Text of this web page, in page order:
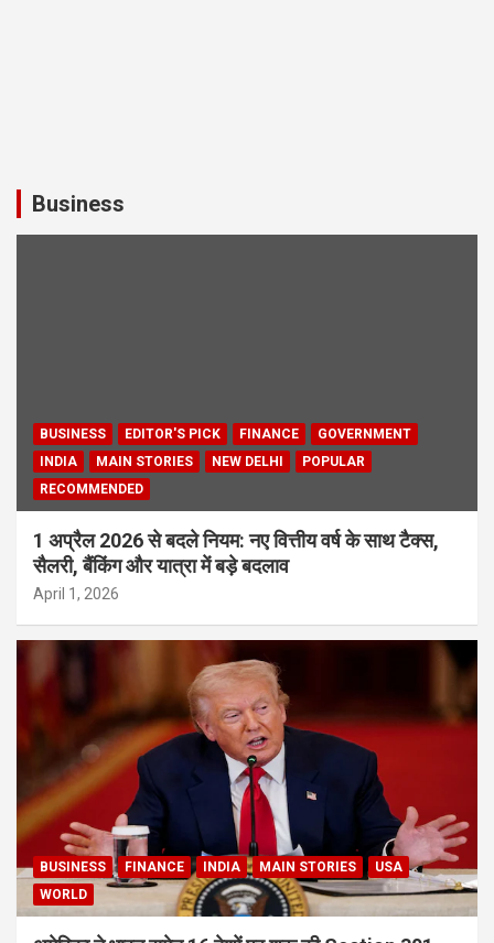
Business
BUSINESS EDITOR'S PICK FINANCE
GOVERNMENT
INDIA
MAIN STORIES NEW DELHI
POPULAR
RECOMMENDED
1 अप्रैल 2026 से बदले नियम: नए वित्तीय वर्ष के साथ टैक्स,
सैलरी, बैंकिंग और यात्रा में बड़े बदलाव
April 1, 2026
BUSINESS FINANCE INDIA MAIN STORIES
USA
WORLD